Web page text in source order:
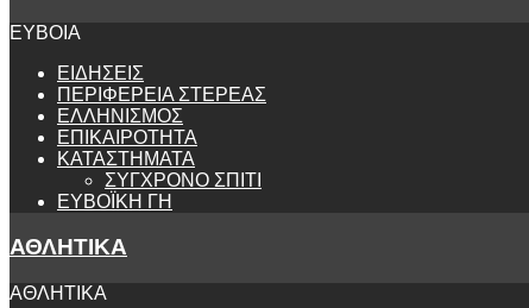
ΕΥΒΟΙΑ
ΕΙΔΗΣΕΙΣ
ΠΕΡΙΦΕΡΕΙΑ ΣΤΕΡΕΑΣ
ΕΛΛΗΝΙΣΜΟΣ
ΕΠΙΚΑΙΡΟΤΗΤΑ
ΚΑΤΑΣΤΗΜΑΤΑ
ΣΥΓΧΡΟΝΟ ΣΠΙΤΙ
ΕΥΒΟΪΚΗ ΓΗ
ΑΘΛΗΤΙΚΑ
ΑΘΛΗΤΙΚΑ